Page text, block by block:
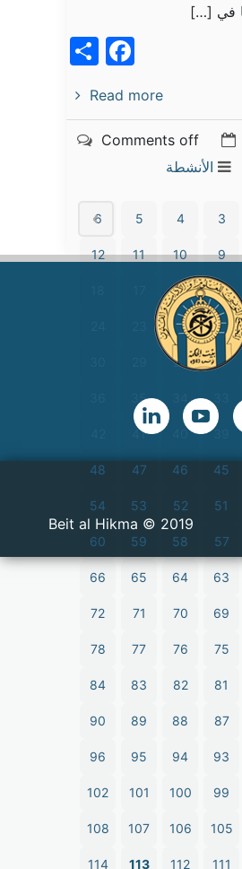
في […]
Read more
Comments off
الأنشطة
3
4
5
6
9
10
11
12
15
16
21
22
27
28
35
39
40
41
45
46
47
48
51
52
53
54
57
58
59
60
63
64
65
66
69
70
71
72
75
76
77
78
81
82
83
84
87
88
89
90
93
94
95
96
99
100
101
102
105
106
107
108
111
112
113
114
2019 © Beit al Hikma